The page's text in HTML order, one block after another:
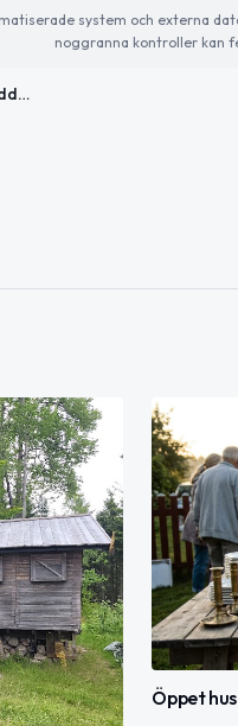
system och externa
noggranna kontroller kan
Ut i naturen med Naturskyddsföreningen
Öppet